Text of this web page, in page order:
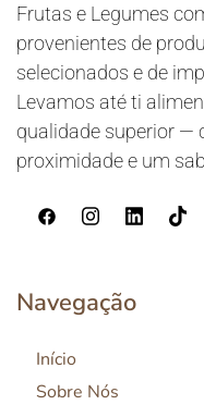
Frutas e Legumes
provenientes de
selecionados e de
Levamos até ti
qualidade superior —
proximidade e um
Navegação
Início
Sobre Nós